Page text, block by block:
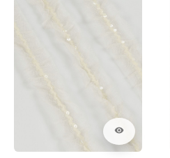
visibility